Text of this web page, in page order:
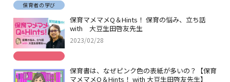
保育者の学び
保育マメマメQ＆Hints！ 保育の悩み、立ち話
with 大豆生田啓友先生
2023/02/28
保育書は、なぜピンク色の表紙が多いの？【保育
マメマメQ＆Hints！ with 大豆生田啓友先生】